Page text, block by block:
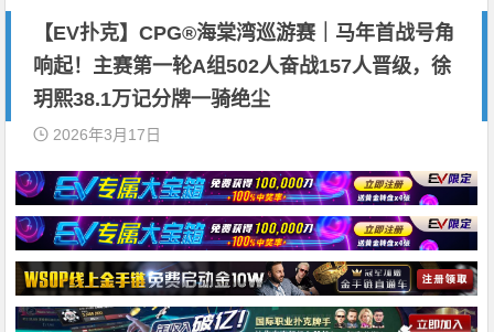
【EV扑克】CPG®海棠湾巡游赛｜马年首战号角
响起！主赛第一轮A组502人奋战157人晋级，徐
玥熙38.1万记分牌一骑绝尘
2026年3月17日